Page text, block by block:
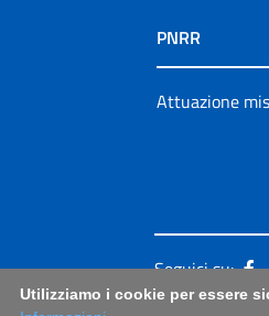
PNRR
Attuazione
Seguici su:
Utilizziamo i cookie per essere